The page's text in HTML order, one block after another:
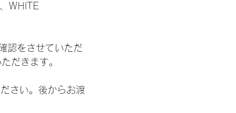
WHITE
認をさせていただ
だきます。
さい。後からお渡